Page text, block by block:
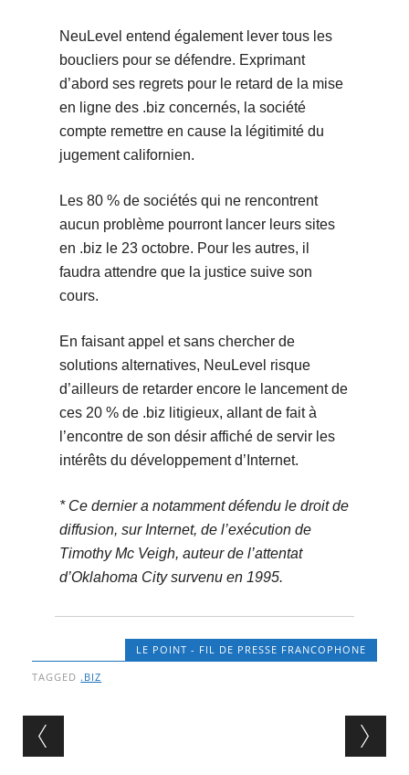
NeuLevel entend également lever tous les
boucliers pour se défendre. Exprimant
d’abord ses regrets pour le retard de la mise
en ligne des .biz concernés, la société
compte remettre en cause la légitimité du
jugement californien.
Les 80 % de sociétés qui ne rencontrent
aucun problème pourront lancer leurs sites
en .biz le 23 octobre. Pour les autres, il
faudra attendre que la justice suive son
cours.
En faisant appel et sans chercher de
solutions alternatives, NeuLevel risque
d’ailleurs de retarder encore le lancement de
ces 20 % de .biz litigieux, allant de fait à
l’encontre de son désir affiché de servir les
intérêts du développement d’Internet.
* Ce dernier a notamment défendu le droit de
diffusion, sur Internet, de l’exécution de
Timothy Mc Veigh, auteur de l’attentat
d’Oklahoma City survenu en 1995.
LE POINT - FIL DE PRESSE FRANCOPHONE
TAGGED .BIZ
Post navigation